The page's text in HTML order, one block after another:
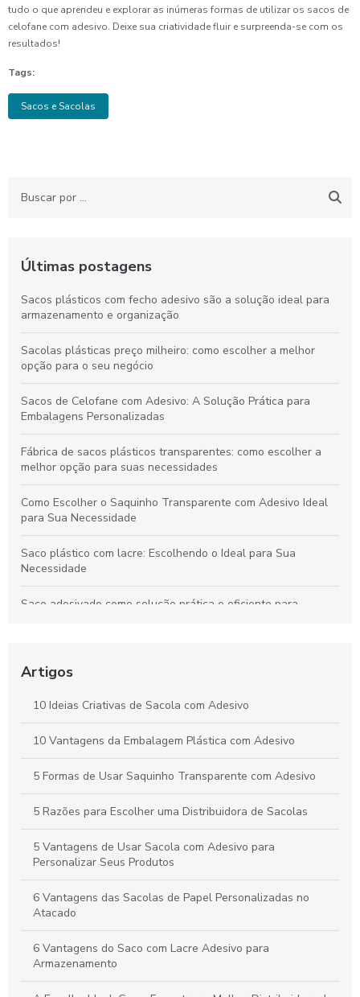
tudo o que aprendeu e explorar as inúmeras formas de utilizar os sacos de
celofane com adesivo. Deixe sua criatividade fluir e surpreenda-se com os
resultados!
Tags:
Sacos e Sacolas
Últimas postagens
Sacos plásticos com fecho adesivo são a solução ideal para
armazenamento e organização
Sacolas plásticas preço milheiro: como escolher a melhor
opção para o seu negócio
Sacos de Celofane com Adesivo: A Solução Prática para
Embalagens Personalizadas
Fábrica de sacos plásticos transparentes: como escolher a
melhor opção para suas necessidades
Como Escolher o Saquinho Transparente com Adesivo Ideal
para Sua Necessidade
Saco plástico com lacre: Escolhendo o Ideal para Sua
Necessidade
Saco adesivado como solução prática e eficiente para
Plásticas para Seu Negócio
Como Escolher Sacolas Personalizadas de Papel para seu
Negócio
Sacolas Personalizadas: Como Escolher e Transformar Sua
Marca
Artigos
10 Ideias Criativas de Sacola com Adesivo
10 Vantagens da Embalagem Plástica com Adesivo
5 Formas de Usar Saquinho Transparente com Adesivo
5 Razões para Escolher uma Distribuidora de Sacolas
5 Vantagens de Usar Sacola com Adesivo para
Personalizar Seus Produtos
6 Vantagens das Sacolas de Papel Personalizadas no
Atacado
6 Vantagens do Saco com Lacre Adesivo para
Armazenamento